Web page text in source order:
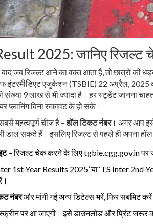
2025: जानिए रिजल्ट
जब रिजल्ट आने का वक्त आता है, तो छात्रों की
इंटरमीडिएट एजुकेशन (TSBIE) 22 अप्रैल, 2025
संख्या 9 लाख से भी ज्यादा है। हर स्टूडेंट जानना
प्लानिंग बिना रुकावट के हो सके।
महत्वपूर्ण चीज है –हॉल टिकट नंबर। अगर आप इसे
डाल सकते हैं। इसलिए रिजल्ट से पहले ही अपना
– रिजल्ट चेक करने के लिए tgbie.cgg.gov.in पर
1st Year Results 2025’ या ‘TS Inter
नंबरऔर मांगी गई अन्य डिटेल्स भरें, फिर सबमिट
पर आ जाएगी। इसे डाउनलोड और प्रिंट जरूर